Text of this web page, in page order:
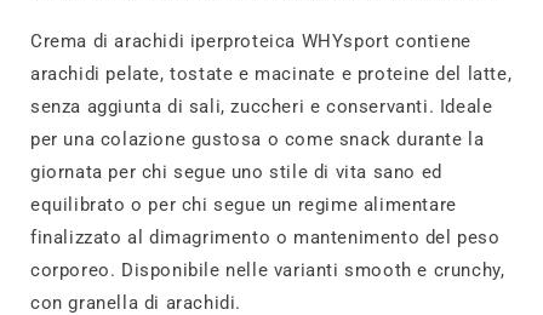
Crema di arachidi iperproteica WHYsport contiene
arachidi pelate, tostate e macinate e proteine del latte,
senza aggiunta di sali, zuccheri e conservanti. Ideale
per una colazione gustosa o come snack durante la
giornata per chi segue uno stile di vita sano ed
equilibrato o per chi segue un regime alimentare
finalizzato al dimagrimento o mantenimento del peso
corporeo. Disponibile nelle varianti smooth e crunchy,
con granella di arachidi.